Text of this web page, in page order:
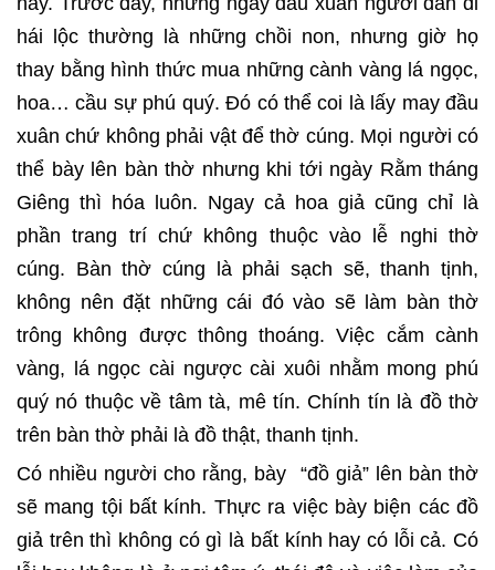
hái lộc thường là những chồi non, nhưng giờ họ
thay bằng hình thức mua những cành vàng lá ngọc,
hoa… cầu sự phú quý. Đó có thể coi là lấy may đầu
xuân chứ không phải vật để thờ cúng. Mọi người có
thể bày lên bàn thờ nhưng khi tới ngày Rằm tháng
Giêng thì hóa luôn. Ngay cả hoa giả cũng chỉ là
phần trang trí chứ không thuộc vào lễ nghi thờ
cúng. Bàn thờ cúng là phải sạch sẽ, thanh tịnh,
không nên đặt những cái đó vào sẽ làm bàn thờ
trông không được thông thoáng. Việc cắm cành
vàng, lá ngọc cài ngược cài xuôi nhằm mong phú
quý nó thuộc về tâm tà, mê tín. Chính tín là đồ thờ
trên bàn thờ phải là đồ thật, thanh tịnh.
Có nhiều người cho rằng, bày “đồ giả” lên bàn thờ
sẽ mang tội bất kính. Thực ra việc bày biện các đồ
giả trên thì không có gì là bất kính hay có lỗi cả. Có